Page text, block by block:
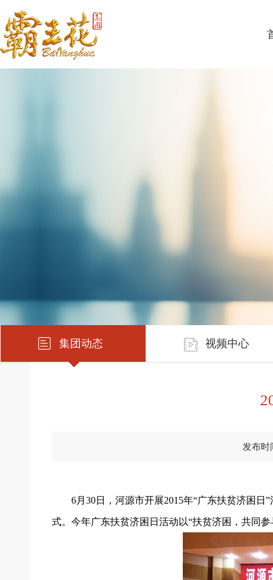
集团动态 视频中心
发布时
6月30日，河源市开展2015年“广东扶贫济困
式。今年广东扶贫济困日活动以“扶贫济困，共同